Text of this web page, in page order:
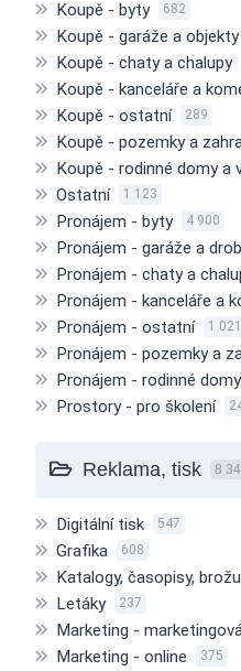
Koupě - byty 682
Koupě - garáže a objekty
Koupě - chaty a chalupy
Koupě - kanceláře a
Koupě - ostatní 289
Koupě - pozemky a
Koupě - rodinné domy a
Ostatní 1 123
Pronájem - byty 4 900
Pronájem - garáže a
Pronájem - chaty a
Pronájem - kanceláře a
Pronájem - ostatní 1 021
Pronájem - pozemky a
Pronájem - rodinné
Prostory - pro školení
Reklama, tisk 8
Digitální tisk 547
Grafika 608
Katalogy, časopisy,
Letáky 237
Marketing -
Marketing - online 375